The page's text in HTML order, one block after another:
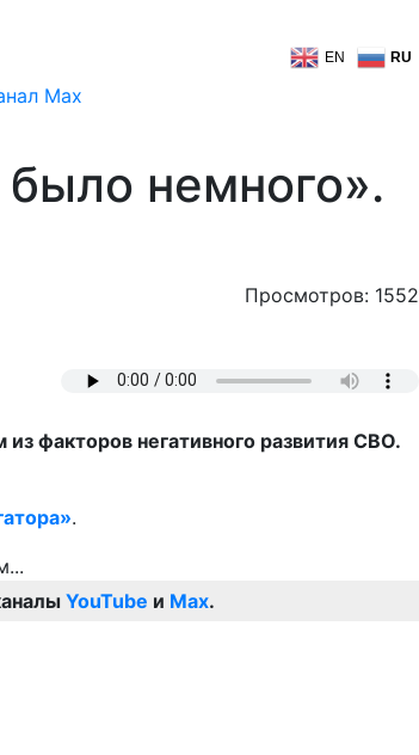
EN RU
немного».
Просмотров: 1552
факторов негативного развития СВО.
.
YouTube и Max.